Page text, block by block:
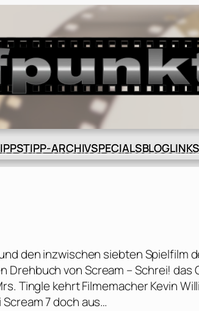
TIPP-ARCHIVSPECIALSBLOGLINKS
den inzwischen siebten Spielfilm
von Scream – Schrei! das
Tingle kehrt Filmemacher Kevin
7 doch aus…